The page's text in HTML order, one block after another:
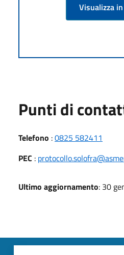
Visualizza
Punti di
Telefono :0825 582411
PEC :
Ultimo aggiornamento: 30